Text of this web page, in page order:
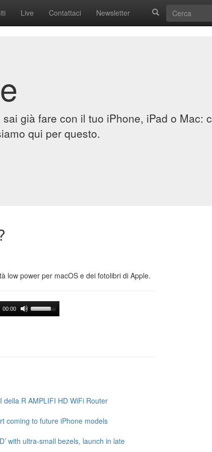
Live Contattaci Newsletter
già fare con il tuo iPhone, iPad o Mac:
qui per questo.
low power per macOS e dei fotolibri di Apple.
00:00
della R AMPLIFI HD WiFi Router
coming to future iPhone models
with ultra-small bezels, launch in late